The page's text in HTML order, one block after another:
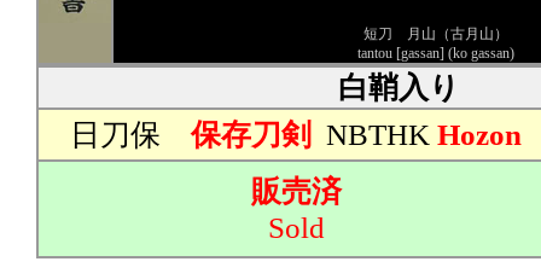
短刀 月山（古月山）
tantou [gassan] (ko gassan)
白鞘入り
日刀保 保存刀剣 NBTHK Hozon
販売済
Sold